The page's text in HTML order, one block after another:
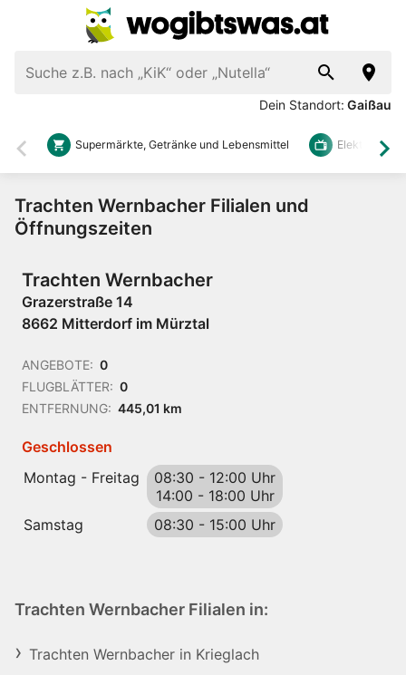
Dein Standort: Gaißau
Zurück
Supermärkte, Getränke und Lebensmittel Elektronik
Trachten Wernbacher Filialen und
Öffnungszeiten
Trachten Wernbacher
Grazerstraße 14
8662 Mitterdorf im Mürztal
ANGEBOTE: 0
FLUGBLÄTTER: 0
ENTFERNUNG: 445,01 km
Geschlossen
Montag - Freitag
08:30 - 12:00 Uhr
14:00 - 18:00 Uhr
Samstag
08:30 - 15:00 Uhr
Trachten Wernbacher Filialen in:
Trachten Wernbacher in Krieglach